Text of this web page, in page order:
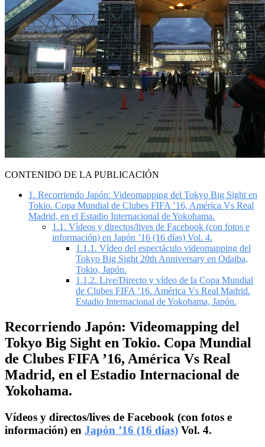
CONTENIDO DE LA PUBLICACIÓN
1. Recorriendo Japón: Videomapping del Tokyo Big Sight en
Tokio. Copa Mundial de Clubes FIFA ’16, América Vs Real
Madrid, en el Estadio Internacional de Yokohama.
1.1. Vídeos y directos/lives de Facebook (con fotos e
información) en Japón ’16 (16 días) Vol. 4.
1.1.1. Vídeo del espectáculo videomapping del
Tokyo Big Sight 20th Anniversary en Odaiba,
Tokio, Japón.
1.1.2. Live/Directo y vídeo de la Copa Mundial
de Clubes FIFA ’16. América Vs Real Madrid.
Estadio Internacional de Yokohama, Japón.
Recorriendo Japón: Videomapping del
Tokyo Big Sight en Tokio. Copa Mundial
de Clubes FIFA ’16, América Vs Real
Madrid, en el Estadio Internacional de
Yokohama.
Vídeos y directos/lives de Facebook (con fotos e
información) en Japón ’16 (16 días) Vol. 4.